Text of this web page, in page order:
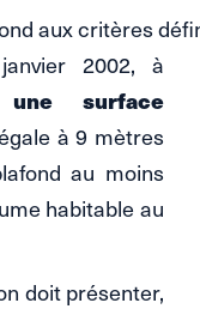
aux critères
2002, à
surface
à 9 mètres
au moins
habitable au
doit présenter,